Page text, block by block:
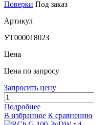
Поверки Под заказ
Артикул
УТ000018023
Цена
Цена по запросу
Запросить цену
Подробнее
В избранное К сравнению